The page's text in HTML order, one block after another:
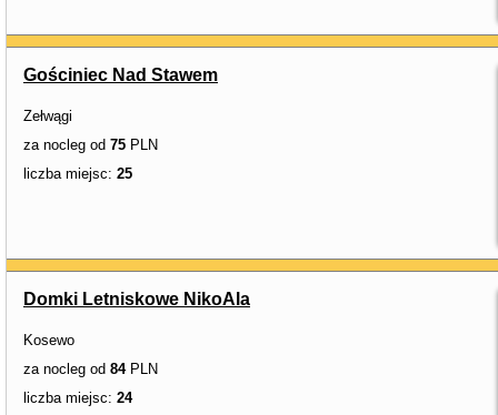
Gościniec Nad Stawem
Zełwągi
za nocleg od 75 PLN
liczba miejsc: 25
Domki Letniskowe NikoAla
Kosewo
za nocleg od 84PLN
liczba miejsc: 24